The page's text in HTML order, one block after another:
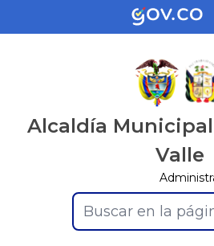
Alcaldía
Valle
Buscar en la